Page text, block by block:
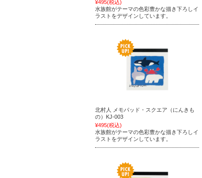
¥495(税込)
水族館がテーマの色彩豊かな描き下ろしイ
ラストをデザインしています。
北村人 メモパッド・スクエア（にんきも
の）KJ-003
¥495(税込)
水族館がテーマの色彩豊かな描き下ろしイ
ラストをデザインしています。